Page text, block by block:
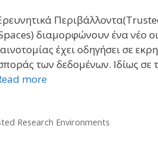
διαμορφώνουν ένα νέο
έχει οδηγήσει σε
των δεδομένων. Ιδίως σε
more
Research Environments